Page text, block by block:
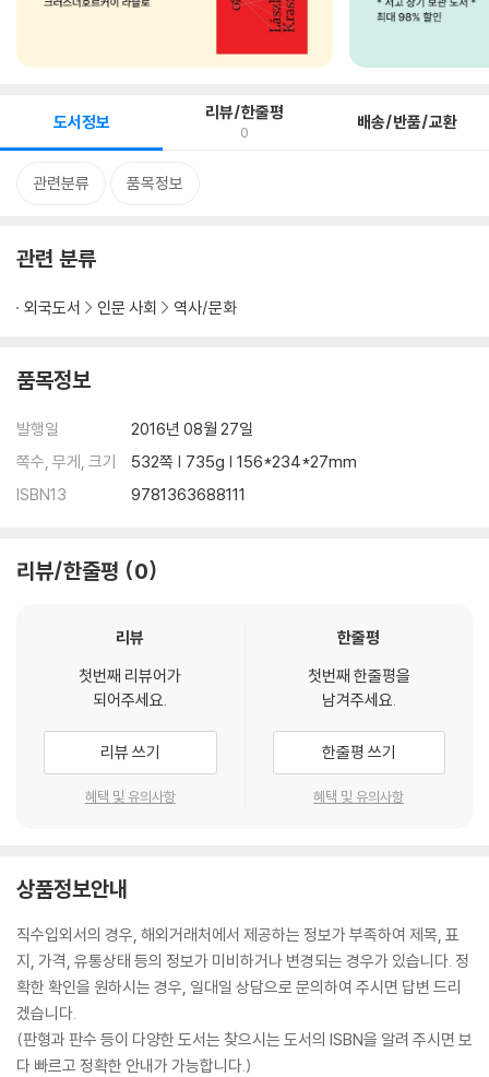
도서정보 리뷰/한줄평
0 배송/반품/교환
관련분류 품목정보
관련 분류
외국도서 인문 사회 역사/문화
품목정보
발행일
2016년 08월 27일
쪽수, 무게, 크기
532쪽 | 735g | 156*234*27mm
ISBN13
9781363688111
리뷰/한줄평 0
리뷰
첫번째 리뷰어가
되어주세요.
리뷰 쓰기
혜택 및 유의사항
한줄평
첫번째 한줄평을
남겨주세요.
한줄평 쓰기
혜택 및 유의사항
상품정보안내
직수입외서의 경우, 해외거래처에서 제공하는 정보가 부족하여 제목, 표
지, 가격, 유통상태 등의 정보가 미비하거나 변경되는 경우가 있습니다. 정
확한 확인을 원하시는 경우, 일대일 상담으로 문의하여 주시면 답변 드리
겠습니다.
(판형과 판수 등이 다양한 도서는 찾으시는 도서의 ISBN을 알려 주시면 보
다 빠르고 정확한 안내가 가능합니다.)